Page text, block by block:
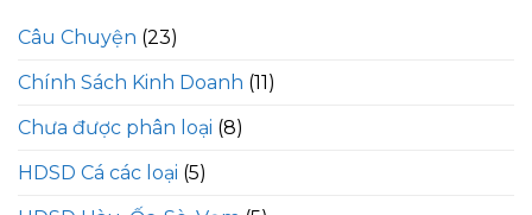
Câu Chuyện (23)
Chính Sách Kinh Doanh (11)
Chưa được phân loại (8)
HDSD Cá các loại (5)